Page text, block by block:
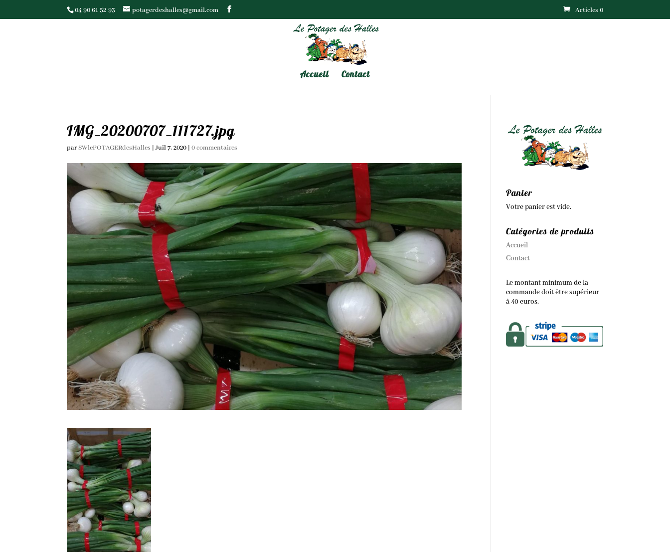
04 90 61 52 93 potagerdeshalles@gmail.com Articles 0
Accueil Contact
IMG_20200707_111727.jpg
parSWlePOTAGERdesHalles |Juil 7, 2020 |0 commentaires
Panier
Votre panier est vide.
Catégories de produits
Accueil
Contact
Le montant minimum de la
commande doit être supérieur
à 40 euros.